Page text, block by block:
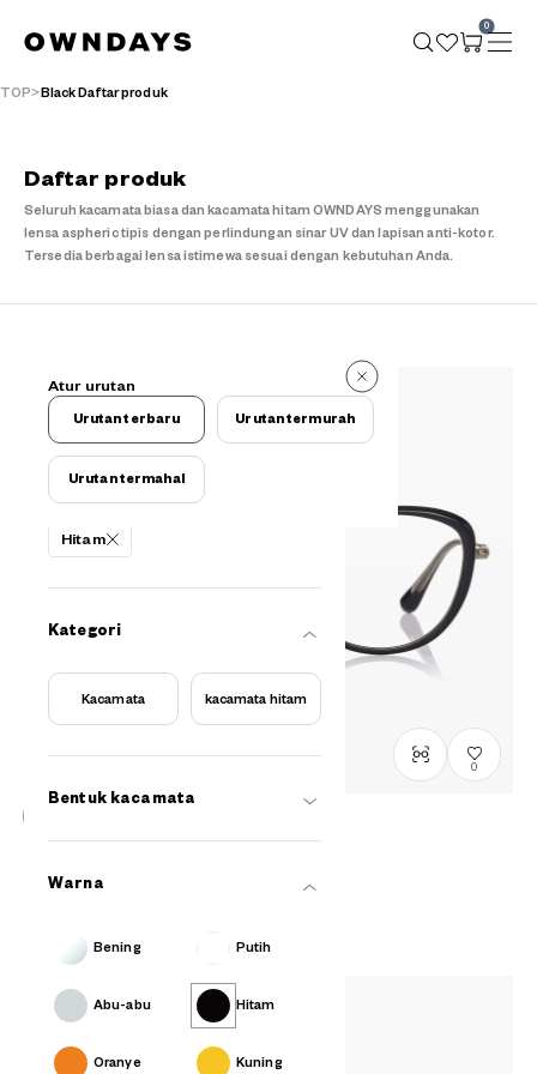
0
TOP Black Daftar produk
Daftar produk
Seluruh kacamata biasa dan kacamata hitam OWNDAYS menggunakan
lensa aspheric tipis dengan perlindungan sinar UV dan lapisan anti-kotor.
Tersedia berbagai lensa istimewa sesuai dengan kebutuhan Anda.
529 buah
Kriteria filter
Hitam
Kategori
Kacamata kacamata hitam
Bentuk kacamata
Warna
Bening Putih
Abu-abu Hitam
Oranye Kuning
Atur urutan
Urutan terbaru Urutan termurah
Urutan termahal
0
GB2049M-6S